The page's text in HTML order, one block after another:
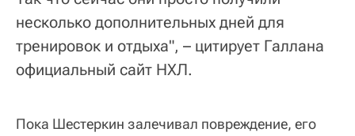
несколько дополнительных дней для
тренировок и отдыха", – цитирует Галлана
официальный сайт НХЛ.
Пока Шестеркин залечивал повреждение, его